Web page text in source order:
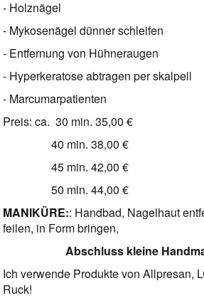
- Holznägel
- Mykosenägel dünner schleifen
- Entfernung von Hühneraugen
- Hyperkeratose abtragen per skalpell
- Marcumarpatienten
Preis: ca. 30 min. 35,00 €
40 min. 38,00 €
45 min. 42,00 €
50 min. 44,00 €
MANIKÜRE:: Handbad, Nagelhaut
feilen, in Form bringen,
Abschluss kleine
Ich verwende Produkte von Allpresan,
Ruck!